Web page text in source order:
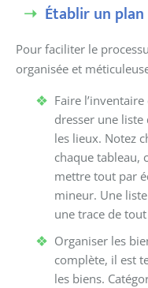
Établir un
Pour faciliter le
organisée et
Faire
dresser une
les lieux. Notez
chaque tableau,
mettre tout par
mineur. Une
une trace de
Organiser les
complète, il est
les biens.